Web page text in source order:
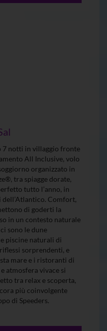
7 notti in villaggio fronte
All Inclusive, volo
organizzato in
tra spiagge dorate,
tutto l’anno, in
dell’Atlantico. Comfort,
di goderti la
in un contesto naturale
sono le dune
piscine naturali di
sorprendenti, e
mare e i ristoranti di
atmosfera vivace si
tra relax e scoperta,
più coinvolgente
di Speeders.